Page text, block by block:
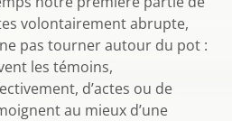
volontairement abrupte,
pas tourner autour du pot :
les témoins,
d’actes ou de
au mieux d’une